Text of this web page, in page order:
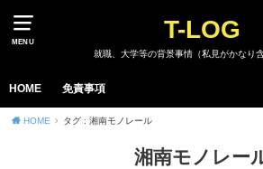
MENU T-LOG
就職、大学等の背景事情（私見がかなり
HOME 免責事項
HOME タグ : 湘南モノレール
湘南モノレー